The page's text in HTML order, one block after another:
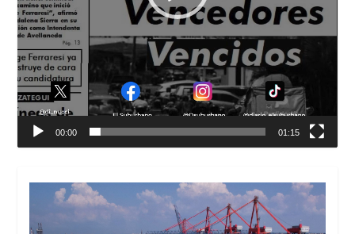
00:00 01:15